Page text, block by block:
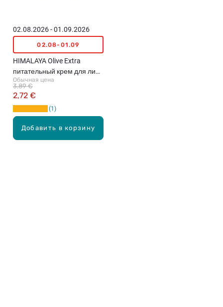
Добавить в корзину
02.08.2026 - 01.09.2026
02.08-01.09
HIMALAYA Olive Extra
питательный крем для лица
и тела, 150мл
Обычная цена
2,72 €
3,89 €
1